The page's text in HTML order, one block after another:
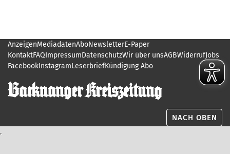
AnzeigenMediadatenAboNewsletterE-Paper
KontaktFAQImpressumDatenschutzWir über unsAGBWiderrufJobs
FacebookInstagramLeserbriefKündigung Abo
NACH OBEN